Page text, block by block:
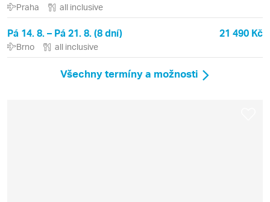
Praha all inclusive
Pá 14. 8. – Pá 21. 8. (8 dní) 21 490 Kč
Brno all inclusive
Všechny termíny a možnosti